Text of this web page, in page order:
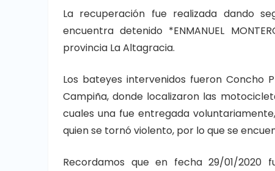
La recuperación fue realizada dando
encuentra detenido *ENMANUEL
provincia La Altagracia.
Los bateyes intervenidos fueron Concho
Campiña, donde localizaron las
cuales una fue entregada
quien se tornó violento, por lo que se
Recordamos que en fecha 29/01/